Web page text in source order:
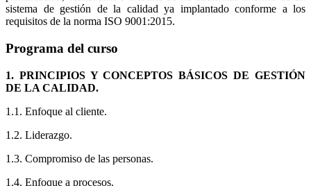
sistema de gestión de la calidad ya implantado conforme a los
requisitos de la norma ISO 9001:2015.
Programa del curso
1. PRINCIPIOS Y CONCEPTOS BÁSICOS DE GESTIÓN
DE LA CALIDAD.
1.1. Enfoque al cliente.
1.2. Liderazgo.
1.3. Compromiso de las personas.
1.4. Enfoque a procesos.